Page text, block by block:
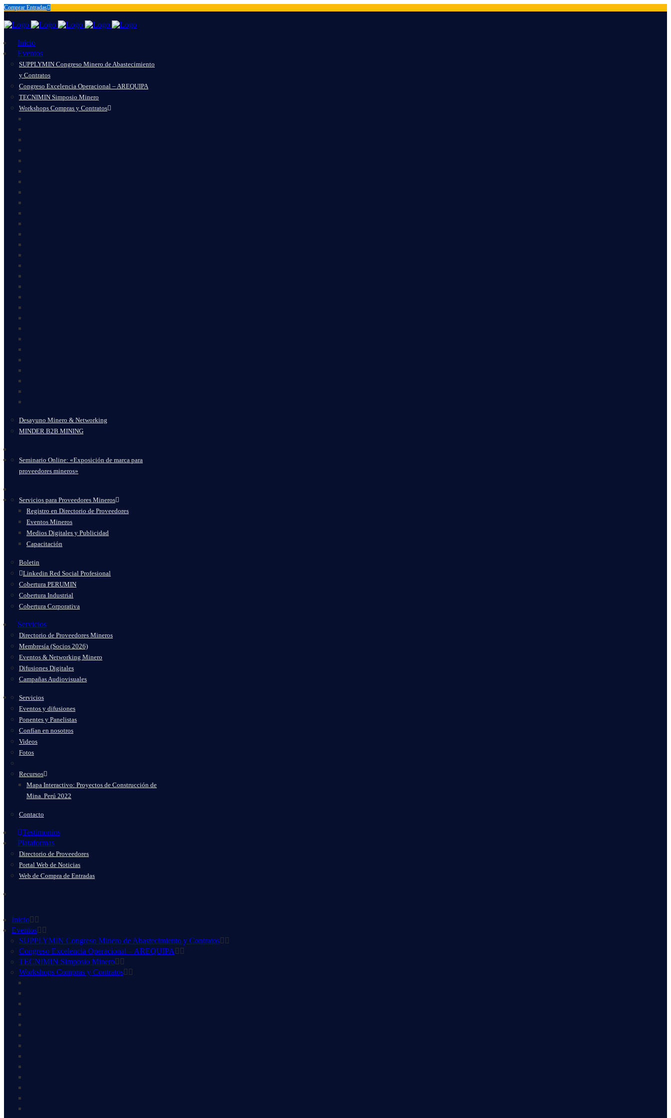
Comprar Entradas
Inicio
Eventos
SUPPLYMIN Congreso Minero de Abastecimiento
y Contratos
Congreso Excelencia Operacional – AREQUIPA
TECNIMIN Simposio Minero
Workshops Compras y Contratos
Desayuno Minero & Networking
MINDER B2B MINING
Seminario Online: «Exposición de marca para
proveedores mineros»
Servicios para Proveedores Mineros
Registro en Directorio de Proveedores
Eventos Mineros
Medios Digitales y Publicidad
Capacitación
Boletin
Linkedin Red Social Profesional
Cobertura PERUMIN
Cobertura Industrial
Cobertura Corporativa
Servicios
Directorio de Proveedores Mineros
Membresía (Socios 2026)
Eventos & Networking Minero
Difusiones Digitales
Campañas Audiovisuales
Servicios
Eventos y difusiones
Ponentes y Panelistas
Confían en nosotros
Videos
Fotos
Recursos
Mapa Interactivo: Proyectos de Construcción de
Mina. Perú 2022
Contacto
Testimonios
Plataformas
Directorio de Proveedores
Portal Web de Noticias
Web de Compra de Entradas
Inicio
Eventos
SUPPLYMIN Congreso Minero de Abastecimiento y Contratos
Congreso Excelencia Operacional – AREQUIPA
TECNIMIN Simposio Minero
Workshops Compras y Contratos